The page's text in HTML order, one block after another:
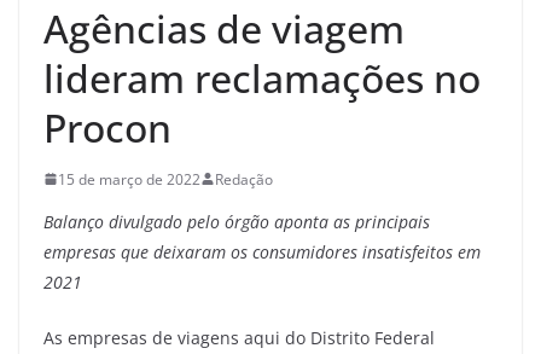
Agências de viagem
lideram reclamações no
Procon
15 de março de 2022 Redação
Balanço divulgado pelo órgão aponta as principais
empresas que deixaram os consumidores insatisfeitos em
2021
As empresas de viagens aqui do Distrito Federal